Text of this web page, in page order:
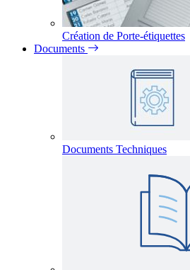
Création de Porte-étiquettes
Documents
Documents Techniques